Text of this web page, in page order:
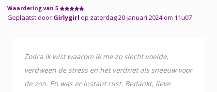
Waardering van 5
Geplaatst door Girlygirl op zaterdag 20 januari 2024 om 11u07
Zodra ik wist waarom ik me zo slecht voelde,
verdween de stress en het verdriet als sneeuw voor
de zon. En was er instant rust. Bedankt, lieve